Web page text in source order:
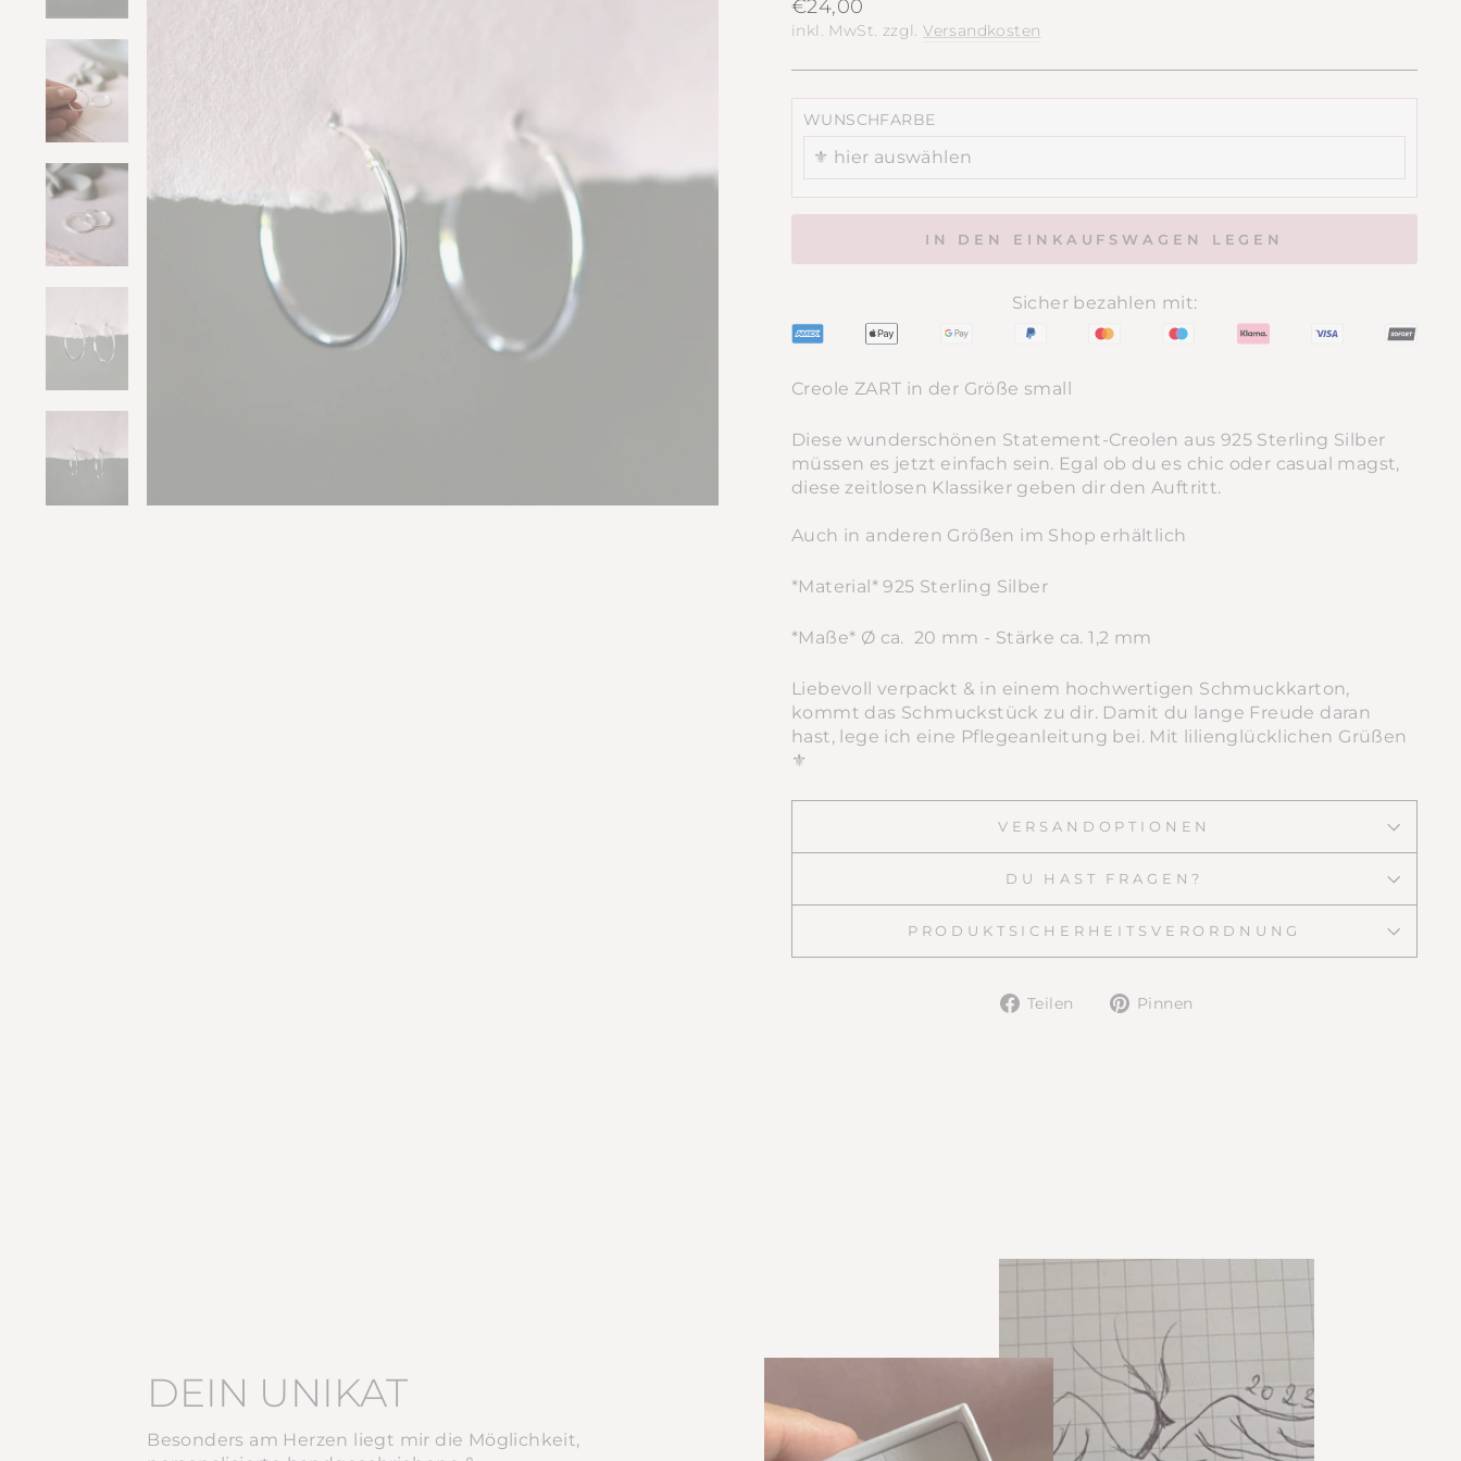
Normaler
Preis
€24,00
inkl. MwSt. zzgl.Versandkosten
WUNSCHFARBE
⚜️ hier auswählen
IN DEN EINKAUFSWAGEN LEGEN
Sicher bezahlen mit:
Creole ZART in der Größe small
Diese wunderschönen Statement-Creolen aus 925 Sterling Silber
müssen es jetzt einfach sein. Egal ob du es chic oder casual magst,
diese zeitlosen Klassiker geben dir den Auftritt.
Auch in anderen Größen im Shop erhältlich
*Material* 925 Sterling Silber
*Maße* Ø ca. 20 mm - Stärke ca. 1,2 mm
Liebevoll verpackt & in einem hochwertigen Schmuckkarton,
kommt das Schmuckstück zu dir. Damit du lange Freude daran
hast, lege ich eine Pflegeanleitung bei. Mit lilienglücklichen Grüßen
⚜️
VERSANDOPTIONEN
DU HAST FRAGEN?
PRODUKTSICHERHEITSVERORDNUNG
Teilen
Auf
Pinnen
DEIN UNIKAT
Besonders am Herzen liegt mir die Möglichkeit,